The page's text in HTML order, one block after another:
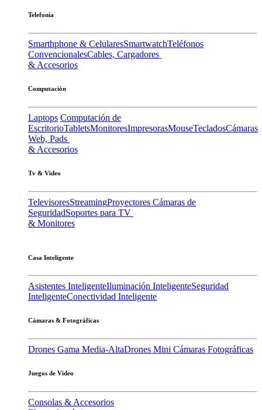
Telefonía
Smarthphone & CelularesSmartwatchTeléfonos
ConvencionalesCables, Cargadores
& Accesorios
Computación
Laptops Computación de
EscritorioTabletsMonitoresImpresorasMouseTecladosCámaras
Web, Pads
& Accesorios
Tv & Video
TelevisoresStreamingProyectores Cámaras de
SeguridadSoportes para TV
& Monitores
Casa Inteligente
Asistentes InteligenteIluminación InteligenteSeguridad
InteligenteConectividad Inteligente
Cámaras & Fotográficas
Drones Gama Media-AltaDrones Mini Cámaras Fotográficas
Juegos de Video
Consolas & Accesorios